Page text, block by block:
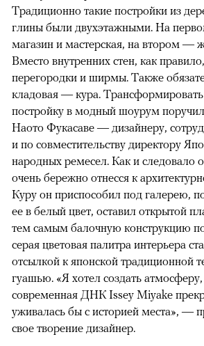
Традиционно такие постройки из
глины были двухэтажными. На
магазин и мастерская, на втором —
Вместо внутренних стен, как
перегородки и ширмы. Также
кладовая — кура.
постройку в модный шоурум
Наото Фукасаве — дизайнеру,
и по совместительству директору
народных ремесел. Как и следовало
очень бережно отнесся к
Куру он приспособил под галерею,
ее в белый цвет, оставил открытой
тем самым балочную конструкцию
серая цветовая палитра интерьера
отсылкой к японской традиционной
гуашью. «Я хотел создать
современная ДНК Issey Miyake
уживалась бы с историей места», —
свое творение дизайнер.